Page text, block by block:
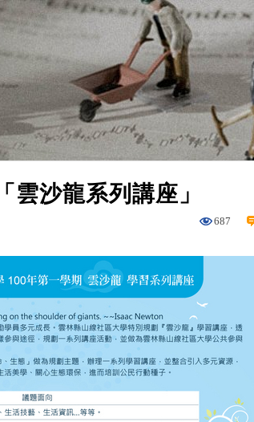
雲沙龍系列講座」
687